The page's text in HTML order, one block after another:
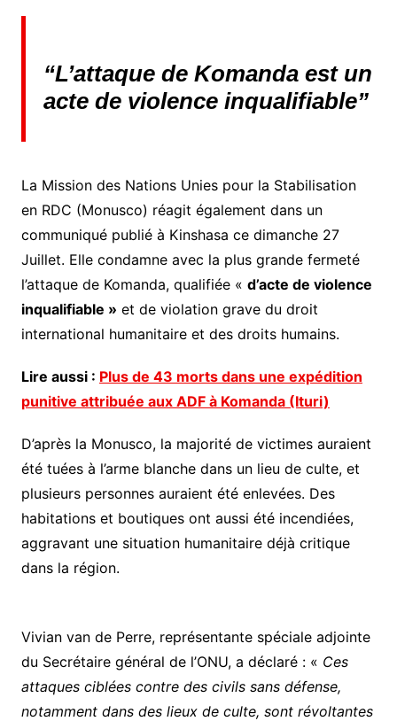
“L’attaque de Komanda est un
acte de violence inqualifiable”
La Mission des Nations Unies pour la Stabilisation
en RDC (Monusco) réagit également dans un
communiqué publié à Kinshasa ce dimanche 27
Juillet. Elle condamne avec la plus grande fermeté
l’attaque de Komanda, qualifiée « d’acte de violence
inqualifiable » et de violation grave du droit
international humanitaire et des droits humains.
Lire aussi : Plus de 43 morts dans une expédition
punitive attribuée aux ADF à Komanda (Ituri)
D’après la Monusco, la majorité de victimes auraient
été tuées à l’arme blanche dans un lieu de culte, et
plusieurs personnes auraient été enlevées. Des
habitations et boutiques ont aussi été incendiées,
aggravant une situation humanitaire déjà critique
dans la région.
Vivian van de Perre, représentante spéciale adjointe
du Secrétaire général de l’ONU, a déclaré : « Ces
attaques ciblées contre des civils sans défense,
notamment dans des lieux de culte, sont révoltantes